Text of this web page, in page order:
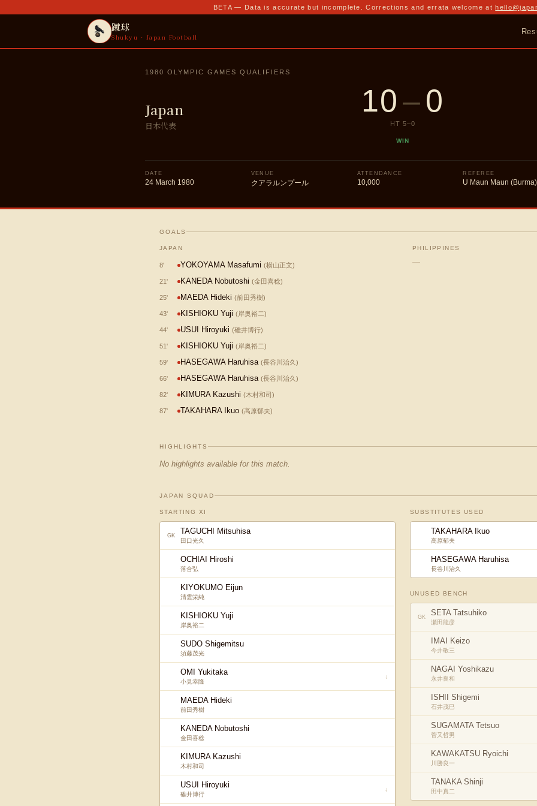
BETA — Data is accurate but incomplete. Corrections and errata welcome at
蹴球
Shukyu · Japan Football
1980 OLYMPIC GAMES QUALIFIERS
Japan
日本代表
10–0
HT 5–0
WIN
DATE
24 March 1980
VENUE
クアラルンプール
ATTENDANCE
10,000
REFEREE
U Maun Maun (Burma)
GOALS
JAPAN
8' YOKOYAMA Masafumi (横山正文)
21' KANEDA Nobutoshi (金田喜稔)
25' MAEDA Hideki (前田秀樹)
43' KISHIOKU Yuji (岸奥裕二)
44' USUI Hiroyuki (碓井博行)
51' KISHIOKU Yuji (岸奥裕二)
59' HASEGAWA Haruhisa (長谷川治久 )
66' HASEGAWA Haruhisa (長谷川治久 )
82' KIMURA Kazushi (木村和司 )
87' TAKAHARA Ikuo (高原郁夫)
PHILIPPINES
—
HIGHLIGHTS
No highlights available for this match.
JAPAN SQUAD
STARTING XI
GK TAGUCHI Mitsuhisa
田口光久
OCHIAI Hiroshi
落合弘
KIYOKUMO Eijun
清雲栄純
KISHIOKU Yuji
岸奥裕二
SUDO Shigemitsu
須藤茂光
OMI Yukitaka
小見幸隆
↓
MAEDA Hideki
前田秀樹
KANEDA Nobutoshi
金田喜稔
KIMURA Kazushi
木村和司
USUI Hiroyuki
碓井博行
↓
SUBSTITUTES USED
TAKAHARA Ikuo
高原郁夫
HASEGAWA Haruhisa
長谷川治久
UNUSED BENCH
GK SETA Tatsuhiko
瀬田龍彦
IMAI Keizo
今井敬三
NAGAI Yoshikazu
永井良和
ISHII Shigemi
石井茂巳
SUGAMATA Tetsuo
菅又哲男
KAWAKATSU Ryoichi
川勝良一
TANAKA Shinji
田中真二